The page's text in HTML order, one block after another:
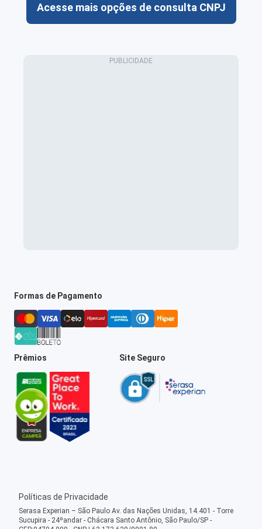
Acesse mais opções de consulta CNPJ
Formas de Pagamento
Prêmios Site Seguro
Políticas de Privacidade
Serasa Experian – São Paulo Av. das Nações Unidas, 14.401 - Torre
Sucupira - 24ºandar - Chácara Santo Antônio, São Paulo/SP -